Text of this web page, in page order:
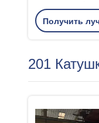
катушки
Получить
201